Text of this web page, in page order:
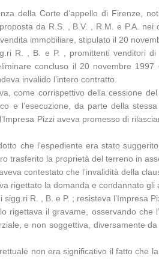
della Corte d’appello di Firenze,
da R.S. , B.V. , R.M. e P.A.
immobiliare, stipulato il 20
R. , B. e P. , promittenti venditori di
concluso il 20 novembre
invalido l’intero contratto.
come corrispettivo della cessione
e l’esecuzione, da parte della
Pizzi aveva promesso di
che l’espediente era stato
trasferito la proprietà del terreno in
contestato che l’invalidità della
rigettato la domanda e condannato gli
R. , B. e P. ; resisteva l’Impresa
rigettava il gravame, osservando che
e non soggettiva, diversamente
non era significativo il fatto che